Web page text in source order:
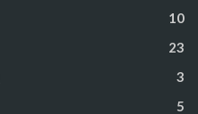
10
23
3
5